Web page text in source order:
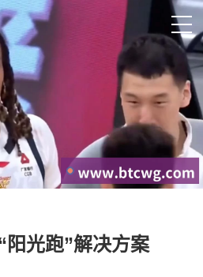
阳光跑”解决方案